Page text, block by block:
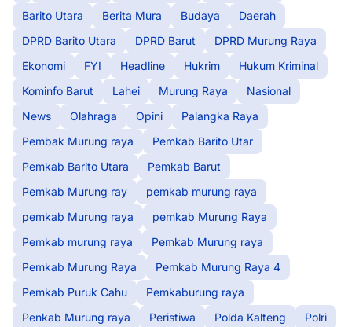
Barito Utara
Berita Mura Budaya
Daerah
DPRD Barito Utara
DPRD Barut
DPRD Murung Raya
Ekonomi
FYI Headline Hukrim
Hukum Kriminal
Kominfo Barut
Lahei Murung Raya
Nasional
News
Olahraga Opini
Palangka Raya
Pembak Murung raya
Pemkab Barito Utar
Pemkab Barito Utara
Pemkab Barut
Pemkab Murung ray
pemkab murung raya
pemkab Murung raya
pemkab Murung Raya
Pemkab murung raya
Pemkab Murung raya
Pemkab Murung Raya
Pemkab Murung Raya 4
Pemkab Puruk Cahu
Pemkaburung raya
Penkab Murung raya
Peristiwa Polda Kalteng
Polri